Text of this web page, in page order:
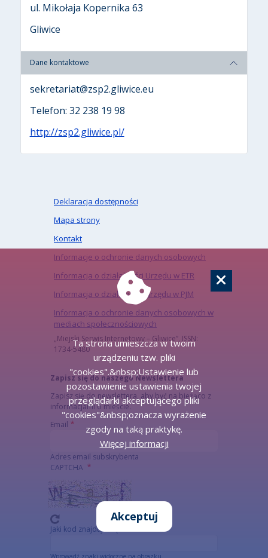
ul. Mikołaja Kopernika 63
Gliwice
Dane kontaktowe
sekretariat@zsp2.gliwice.eu
Telefon: 32 238 19 98
http://zsp2.gliwice.pl/
Deklaracja dostępności
Mapa strony
Kontakt
Informacje o ochronie danych osobowych
Informacja o działalności Urzędu w ETR
Informacja o działalności urzędu w PJM
Informacja o ochronie danych osobowych w
mediach społecznościowych
„Miejski Serwis Internetowy – Gliwice”, ISSN:
1734-5480
Zapisz się do naszego Newslettera
Zapisz się do newslettera, aby być na bieżąco z
informacjami o mieście.
Email
Adres email subskrybenta
CAPTCHA
Jaki kod znajduje się na obrazku?
Wprowadź znaki widoczne na obrazku.
Ta strona umieszcza w twoim
urządzeniu tzw. pliki
"cookies".&nbsp;Ustawienie lub
pozostawienie ustawienia twojej
przeglądarki akceptującego pliki
"cookies"&nbsp;oznacza wyrażenie
zgody na taką praktykę.
Więcej informacji
Akceptuj